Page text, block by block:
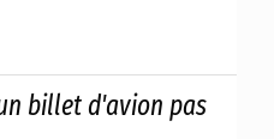
billet d'avion pas